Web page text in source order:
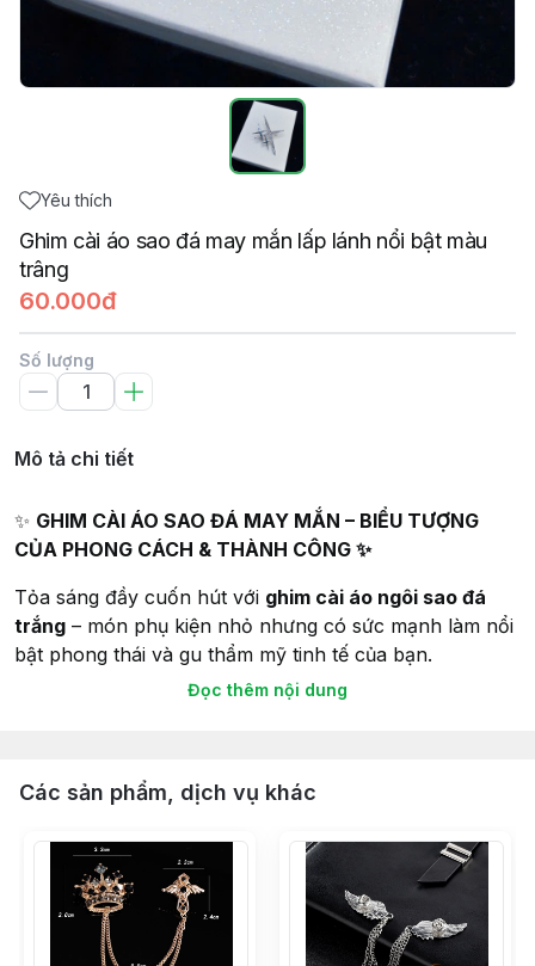
Yêu thích
Ghim cài áo sao đá may mắn lấp lánh nổi bật màu
trâng
60.000đ
Số lượng
Mô tả chi tiết
✨ GHIM CÀI ÁO SAO ĐÁ MAY MẮN – BIỂU TƯỢNG
CỦA PHONG CÁCH & THÀNH CÔNG ✨
Tỏa sáng đầy cuốn hút với ghim cài áo ngôi sao đá
trắng – món phụ kiện nhỏ nhưng có sức mạnh làm nổi
bật phong thái và gu thẩm mỹ tinh tế của bạn.
Thiết kế độc đáo:Lấy cảm hứng từ hình ảnh ngôi sao
– biểu tượng củamay mắn, hy vọng và tỏa sáng. Phù
Đọc thêm nội dung
Các sản phẩm, dịch vụ khác